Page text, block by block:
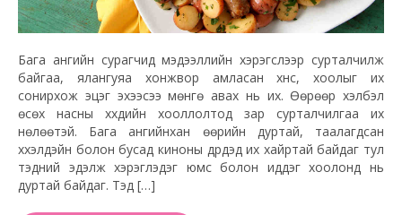
Бага ангийн сурагчид мэдээллийн хэрэгслээр сурталчилж
байгаа, ялангуяа хонжвор амласан хүнс, хоолыг их
сонирхож эцэг эхээсээ мөнгө авах нь их. Өөрөөр хэлбэл
өсөх насны хүүхдийн хооллолтод зар сурталчилгаа их
нөлөөтэй. Бага ангийнхан өөрийн дуртай, таалагдсан
хүүхэлдэйн болон бусад киноны дүрүүдэд их хайртай байдаг тул
тэдний эдэлж хэрэглэдэг юмс болон иддэг хоолонд нь
дуртай байдаг. Тэд […]